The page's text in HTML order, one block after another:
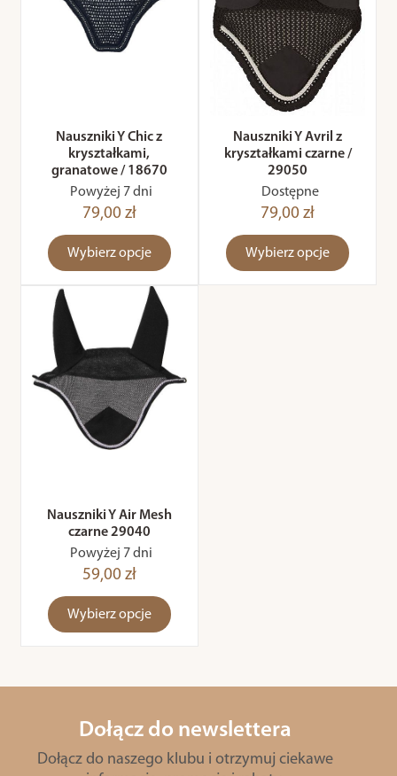
Nauszniki Y Chic z
kryształkami,
granatowe / 18670
Powyżej 7 dni
79,00 zł
Wybierz opcje
Nauszniki Y Avril z
kryształkami czarne /
29050
Dostępne
79,00 zł
Wybierz opcje
Nauszniki Y Air Mesh
czarne 29040
Powyżej 7 dni
59,00 zł
Wybierz opcje
Dołącz do newslettera
Dołącz do naszego klubu i otrzymuj ciekawe